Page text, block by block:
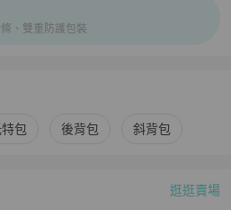
、雙重防護包裝
薦包 後背包 斜背包
逛逛賣場